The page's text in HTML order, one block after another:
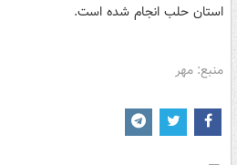
استان حلب انجام شده است.
منبع: مهر